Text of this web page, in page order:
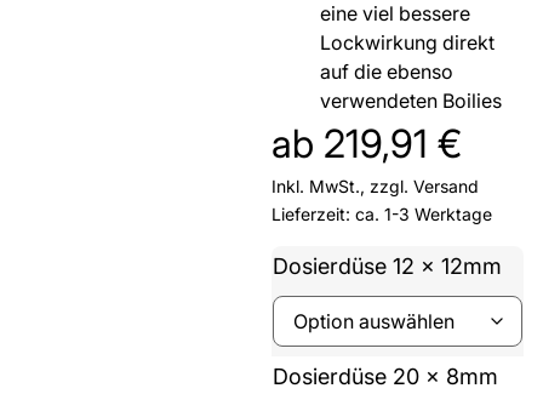
eine viel bessere
Lockwirkung direkt
auf die ebenso
verwendeten Boilies
ab 219,91 €
Inkl. MwSt., zzgl. Versand
Lieferzeit: ca. 1-3 Werktage
Dosierdüse 12 x 12mm
Dosierdüse 20 x 8mm